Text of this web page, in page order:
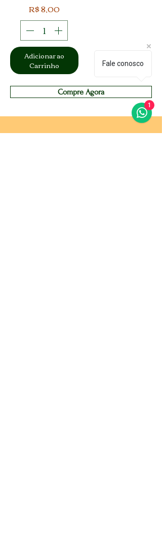
Preço
R$ 8,00
Adicionar ao
Carrinho
Compre Agora
Fale conosco
1